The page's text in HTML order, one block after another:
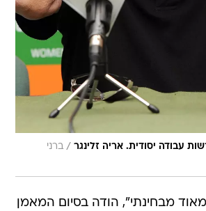
עבודה יסודית. אריה זלינגר / ברני
מבחינתי", הודה בסיום המאמן